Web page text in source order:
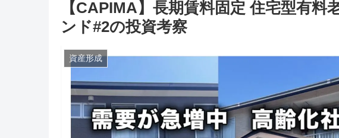
【CAPIMA】長期賃料固定 住宅型有料
ンド#2の投資考察
資産形成